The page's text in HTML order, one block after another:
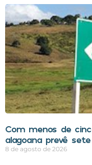
Com menos de
alagoana prevê
8 de agosto de 2026